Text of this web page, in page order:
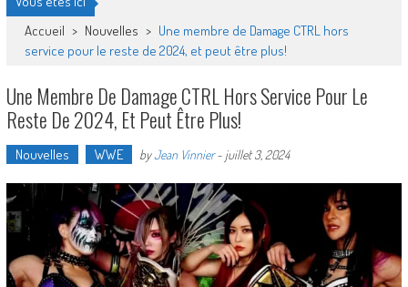
Accueil > Nouvelles > Une membre de Damage CTRL hors
service pour le reste de 2024, et peut être plus!
Une Membre De Damage CTRL Hors Service Pour Le
Reste De 2024, Et Peut Être Plus!
Nouvelles WWE byJean Vinnier- juillet 3, 2024